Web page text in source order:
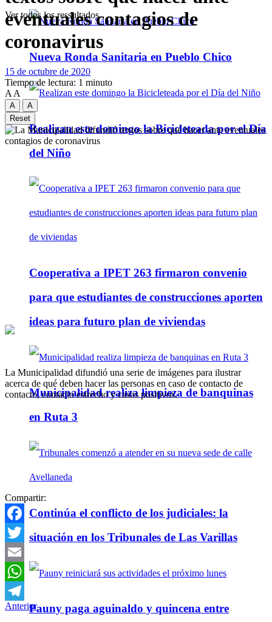
Nueva Ronda Sanitaria en Pueblo Chico
Realizan este domingo la Bicicleteada por el Día
del Niño
Cooperativa a IPET 263 firmaron convenio
para que estudiantes de construcciones aporten
ideas para futuro plan de viviendas
Municipalidad realiza limpieza de banquinas
en Ruta 3
Continúa el conflicto de los judiciales: la
situación en los Tribunales de Las Varillas
Pauny paga aguinaldo y quincena entre
Ver todos los ressultados
eventuales contagios de
coronavirus
15 de octubre de 2020
Tiempo de lectura: 1 minuto
A A
A
A
Reset
La Municipalidad difundió una serie de imágenes para ilustrar
acerca de qué deben hacer las personas en caso de contacto de
contacto, contacto estrecho y casos positivos.
Compartir:
Facebook
Twitter
Email
WhatsApp
Telegram
Anterior